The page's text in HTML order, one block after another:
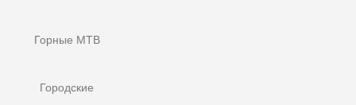
Горные MTB
Городские